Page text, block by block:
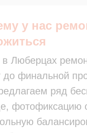
шаге мы
поэтапный
у нас
Люберцах
до финальной
ряд
фотофиксацию